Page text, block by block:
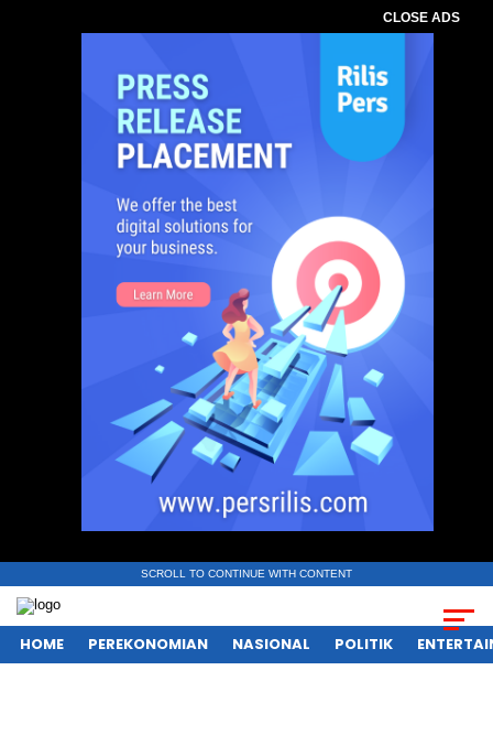
CLOSE ADS
SCROLL TO CONTINUE WITH CONTENT
HOME PEREKONOMIAN NASIONAL POLITIK